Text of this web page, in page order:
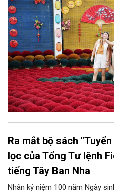
Nội năm 2026 và giai đoạn tiếp
Ra mắt bộ sách
lọc của Tổng Tư lệnh
tiếng Tây Ban Nha
Nhân kỷ niệm 100 năm Ngày